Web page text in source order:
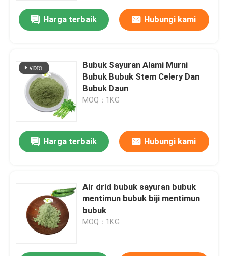
Harga terbaik Hubungi kami
Bubuk Sayuran Alami Murni
Bubuk Bubuk Stem Celery Dan
Bubuk Daun
MOQ：1KG
Harga terbaik Hubungi kami
Air drid bubuk sayuran bubuk
mentimun bubuk biji mentimun
bubuk
MOQ：1KG